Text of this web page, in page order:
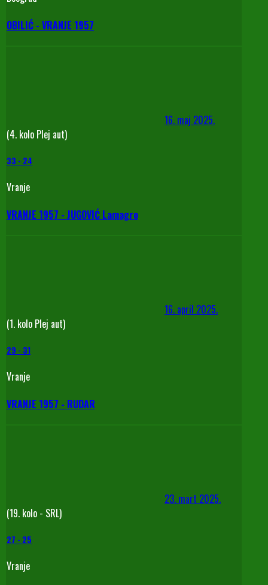
OBILIĆ - VRANJE 1957
16. maj 2025.
(4. kolo Plej aut)
33 - 24
Vranje
VRANJE 1957 - JUGOVIĆ Lamagro
16. april 2025.
(1. kolo Plej aut)
29 - 31
Vranje
VRANJE 1957 - RUDAR
23. mart 2025.
(19. kolo - SRL)
27 - 25
Vranje